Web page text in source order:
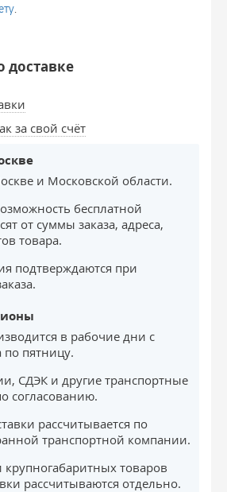
.
за свой счёт
и Московской области.
бесплатной
от суммы заказа, адреса,
товара.
подтверждаются при
в рабочие дни с
пятницу.
СДЭК и другие транспортные
согласованию.
рассчитывается по
транспортной компании.
товаров
рассчитываются отдельно.